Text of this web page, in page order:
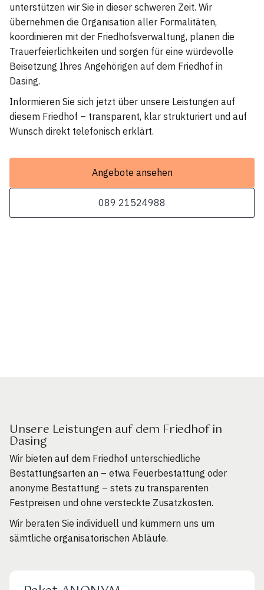
unterstützen wir Sie in dieser schweren Zeit. Wir
übernehmen die Organisation aller Formalitäten,
koordinieren mit der Friedhofsverwaltung, planen die
Trauerfeierlichkeiten und sorgen für eine würdevolle
Beisetzung Ihres Angehörigen auf dem Friedhof in
Dasing.
Informieren Sie sich jetzt über unsere Leistungen auf
diesem Friedhof – transparent, klar strukturiert und auf
Wunsch direkt telefonisch erklärt.
Angebote ansehen
089 21524988
Unsere Leistungen auf dem Friedhof in
Dasing
Wir bieten auf dem Friedhof unterschiedliche
Bestattungsarten an – etwa Feuerbestattung oder
anonyme Bestattung – stets zu transparenten
Festpreisen und ohne versteckte Zusatzkosten.
Wir beraten Sie individuell und kümmern uns um
sämtliche organisatorischen Abläufe.